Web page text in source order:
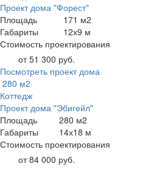
Проект дома "Форест"
Площадь
171 м2
Габариты
12х9 м
Стоимость проектирования
от 51 300 руб.
Посмотреть проект дома
280 м2
Коттедж
Проект дома "Эбигейл"
Площадь
280 м2
Габариты
14х18 м
Стоимость проектирования
от 84 000 руб.